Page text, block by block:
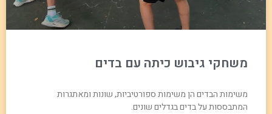
משחקי גיבוש כיתה עם בדים
משימות הבדים הן משימות ספורטיביות, שונות ומאתגרות
המתבססות על בדים בגדלים שונים.